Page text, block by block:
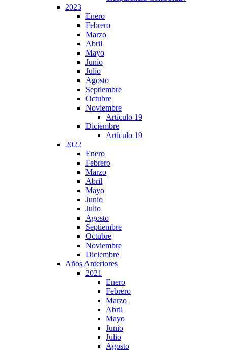
2023
Enero
Febrero
Marzo
Abril
Mayo
Junio
Julio
Agosto
Septiembre
Octubre
Noviembre
Artículo 19
Diciembre
Artículo 19
2022
Enero
Febrero
Marzo
Abril
Mayo
Junio
Julio
Agosto
Septiembre
Octubre
Noviembre
Diciembre
Años Anteriores
2021
Enero
Febrero
Marzo
Abril
Mayo
Junio
Julio
Agosto